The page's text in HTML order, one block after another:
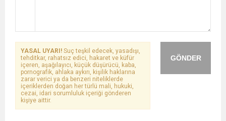
GÖNDER
YASAL UYARI! Suç teşkil edecek, yasadışı,
tehditkar, rahatsız edici, hakaret ve küfür
içeren, aşağılayıcı, küçük düşürücü, kaba,
pornografik, ahlaka aykırı, kişilik haklarına
zarar verici ya da benzeri niteliklerde
içeriklerden doğan her türlü mali, hukuki,
cezai, idari sorumluluk içeriği gönderen
kişiye aittir.